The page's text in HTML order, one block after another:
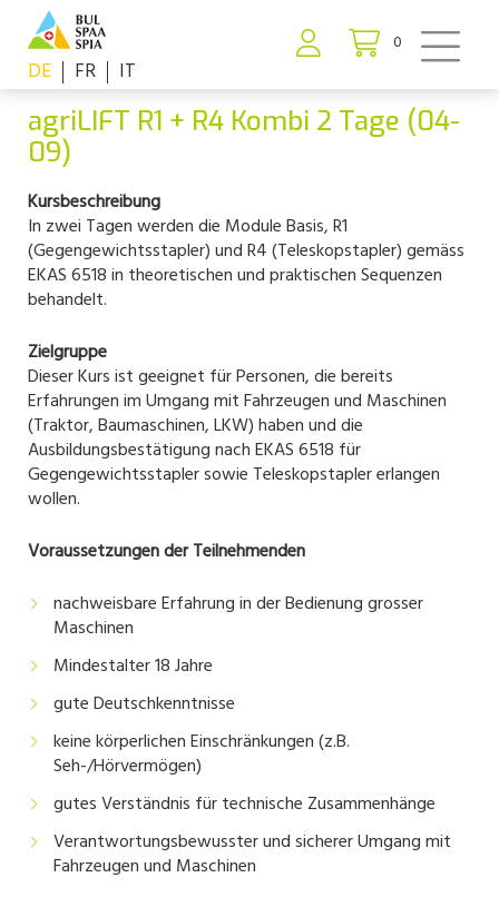
0
DE FR IT
agriLIFT R1 + R4 Kombi 2 Tage (04-
09)
Kursbeschreibung
In zwei Tagen werden die Module Basis, R1
(Gegengewichtsstapler) und R4 (Teleskopstapler) gemäss
EKAS 6518 in theoretischen und praktischen Sequenzen
behandelt.
Zielgruppe
Dieser Kurs ist geeignet für Personen, die bereits
Erfahrungen im Umgang mit Fahrzeugen und Maschinen
(Traktor, Baumaschinen, LKW) haben und die
Ausbildungsbestätigung nach EKAS 6518 für
Gegengewichtsstapler sowie Teleskopstapler erlangen
wollen.
Voraussetzungen der Teilnehmenden
nachweisbare Erfahrung in der Bedienung grosser
Maschinen
Mindestalter 18 Jahre
gute Deutschkenntnisse
keine körperlichen Einschränkungen (z.B.
Seh-/Hörvermögen)
gutes Verständnis für technische Zusammenhänge
Verantwortungsbewusster und sicherer Umgang mit
Fahrzeugen und Maschinen